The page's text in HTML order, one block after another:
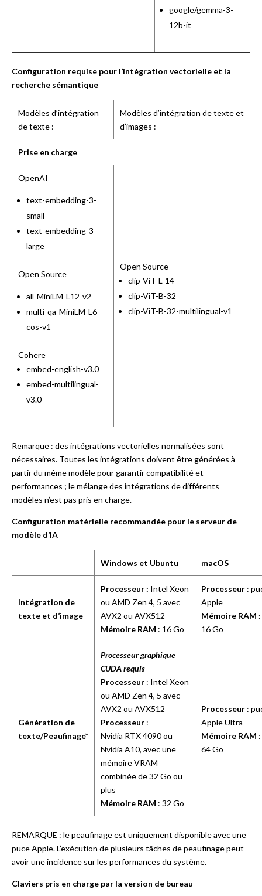
google/gemma-3-
12b-it
Configuration requise pour l’intégration vectorielle et la
recherche sémantique
Modèles d’intégration
de texte :
Modèles d’intégration de texte et
d’images :
Prise en charge
OpenAI
text-embedding-3-
small
text-embedding-3-
large
Open Source
all-MiniLM-L12-v2
multi-qa-MiniLM-L6-
cos-v1
Cohere
embed-english-v3.0
embed-multilingual-
v3.0
Open Source
clip-ViT-L-14
clip-ViT-B-32
clip-ViT-B-32-multilingual-v1
Remarque : des intégrations vectorielles normalisées sont
nécessaires. Toutes les intégrations doivent être générées à
partir du même modèle pour garantir compatibilité et
performances ; le mélange des intégrations de différents
modèles n’est pas pris en charge.
Configuration matérielle recommandée pour le serveur de
modèle d’IA
Windows et Ubuntu macOS
Intégration de
texte et d’image
Processeur : Intel Xeon
ou AMD Zen 4, 5 avec
AVX2 ou AVX512
Mémoire RAM : 16 Go
Processeur :
Apple
Mémoire RAM :
16 Go
Génération de
texte/Peaufinage*
Processeur graphique
CUDA requis
Processeur : Intel Xeon
ou AMD Zen 4, 5 avec
AVX2 ou AVX512
Processeur :
Nvidia RTX 4090 ou
Nvidia A10, avec une
mémoire VRAM
combinée de 32 Go ou
plus
Mémoire RAM : 32 Go
Processeur :
Apple Ultra
Mémoire RAM :
64 Go
REMARQUE : le peaufinage est uniquement disponible avec une
puce Apple. L’exécution de plusieurs tâches de peaufinage peut
avoir une incidence sur les performances du système.
Claviers pris en charge par la version de bureau